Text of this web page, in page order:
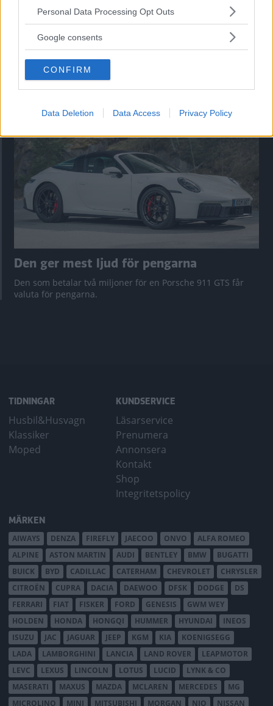
Please note that this website/app uses one or more Google
not limited to your visit or usage behaviour. You may click to
use your data for below specified purposes in below Google
consent section.
Personal Data Processing Opt Outs
Google consents
CONFIRM
Data Deletion Data Access Privacy Policy
Så står sig nya Toyota RAV4
Den ger mest ljud för pengarna
Den som betalar två miljoner för en Porsche 911 GTS får
valuta för pengarna.
TIDNINGAR
Husbil&Husvagn
Klassiker
Moped
KUNDSERVICE
Läsarservice
Prenumera
Annonsera
Kontakt
Shop
Integritetspolicy
MÄRKEN
AIWAYS DENZA FIREFLY JAECOO ONVO
ALFA ROMEO
ALPINE
ASTON MARTIN AUDI BENTLEY BMW
BUGATTI
BUICK
BYD CADILLAC CATERHAM CHEVROLET
CHRYSLER
CITROËN
CUPRA DACIA DAEWOO DFSK DODGE
DS
FERRARI
FIAT FISKER FORD GENESIS
GWM WEY
HOLDEN
HONDA HONGQI HUMMER HYUNDAI
INEOS
ISUZU
JAC JAGUAR JEEP KGM KIA
KOENIGSEGG
LADA
LAMBORGHINI LANCIA LAND ROVER
LEAPMOTOR
LEVC
LEXUS LINCOLN LOTUS LUCID
LYNK & CO
MASERATI
MAXUS MAZDA MCLAREN MERCEDES
MG
MICROLINO
MINI MITSUBISHI MORGAN NIO NISSAN